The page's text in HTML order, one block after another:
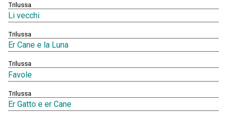
Trilussa
Li vecchi
Trilussa
Er Cane e la Luna
Trilussa
Favole
Trilussa
Er Gatto e er Cane